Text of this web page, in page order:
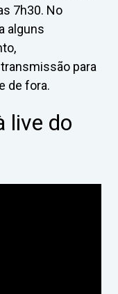
7h30. No
alguns
para
de fora.
live do